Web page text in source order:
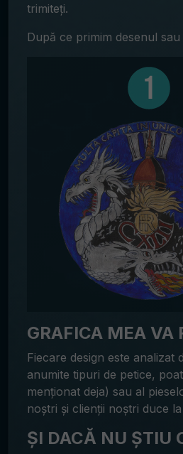
trimiteți.
După ce primim desenul sau
GRAFICA MEA VA
Fiecare design este
anumite tipuri de petice,
menționat deja) sau al
noștri și clienții noștri duce
ȘI DACĂ NU ȘTIU